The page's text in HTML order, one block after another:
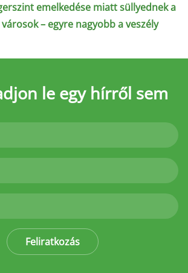
emelkedése miatt süllyednek a
– egyre nagyobb a veszély
le egy hírről sem
Feliratkozás